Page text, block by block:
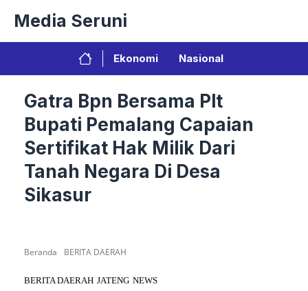
isi
Media Seruni
Ekonomi Nasional
Gatra Bpn Bersama Plt
Bupati Pemalang Capaian
Sertifikat Hak Milik Dari
Tanah Negara Di Desa
Sikasur
Beranda BERITA DAERAH
BERITA DAERAH JATENG NEWS